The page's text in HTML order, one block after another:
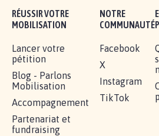
RÉUSSIR VOTRE
MOBILISATION
Lancer votre
pétition
Blog - Parlons
Mobilisation
Accompagnement
Partenariat et
fundraising
NOTRE
COMMUNAUTÉ
Facebook
X
Instagram
TikTok